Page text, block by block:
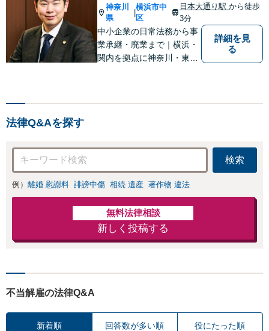
神奈川
県
|
横浜市中
区
日本大通り駅から徒歩
3分
中小企業の日常法務から事
業承継・廃業まで｜横浜・
関内を拠点に神奈川・東京
詳細を見
る
法律Q&Aを探す
検索
例） 離婚 慰謝料 誹謗中傷 相続 遺産 著作物 違法
無料法律相談
新しく投稿する
不当解雇の法律Q&A
新着順 回答数が多い順 役にたった順